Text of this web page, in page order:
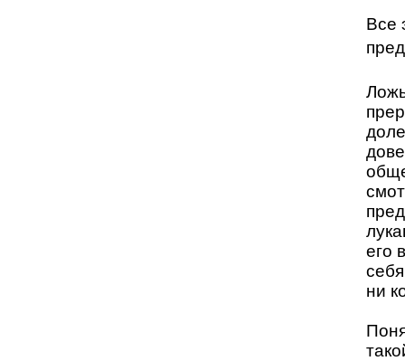
Все
его
ни